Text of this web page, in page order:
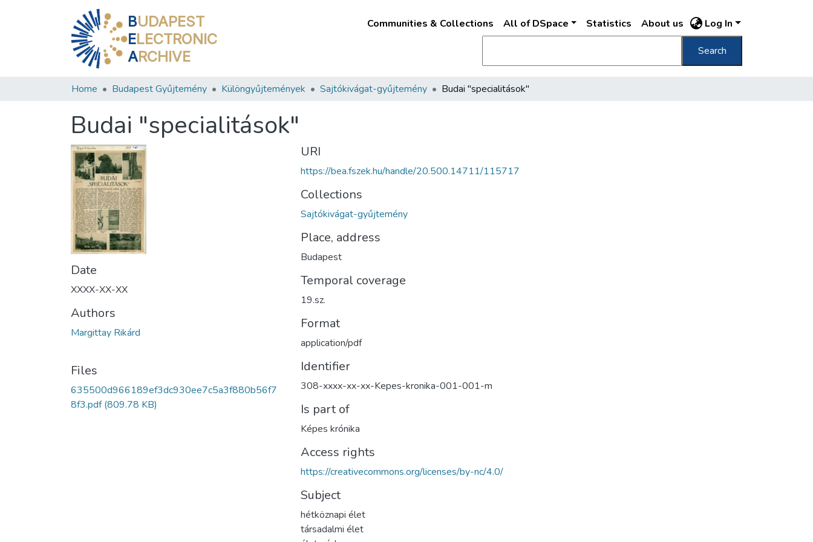
BUDAPEST
ELECTRONIC
ARCHIVE
Communities & Collections All of DSpace Statistics About us Log In
Search
Home Budapest Gyűjtemény Különgyűjtemények Sajtókivágat-gyűjtemény Budai "specialitások"
Budai "specialitások"
Date
XXXX-XX-XX
Authors
Margittay Rikárd
Files
635500d966189ef3dc930ee7c5a3f880b56f7
8f3.pdf(809.78 KB)
URI
https://bea.fszek.hu/handle/20.500.14711/115717
Collections
Sajtókivágat-gyűjtemény
Place, address
Budapest
Temporal coverage
19.sz.
Format
application/pdf
Identifier
308-xxxx-xx-xx-Kepes-kronika-001-001-m
Is part of
Képes krónika
Access rights
https://creativecommons.org/licenses/by-nc/4.0/
Subject
hétköznapi élet
társadalmi élet